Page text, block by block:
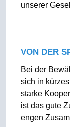
unserer
VON DER
Bei der
sich in
starke
ist das gute
engen